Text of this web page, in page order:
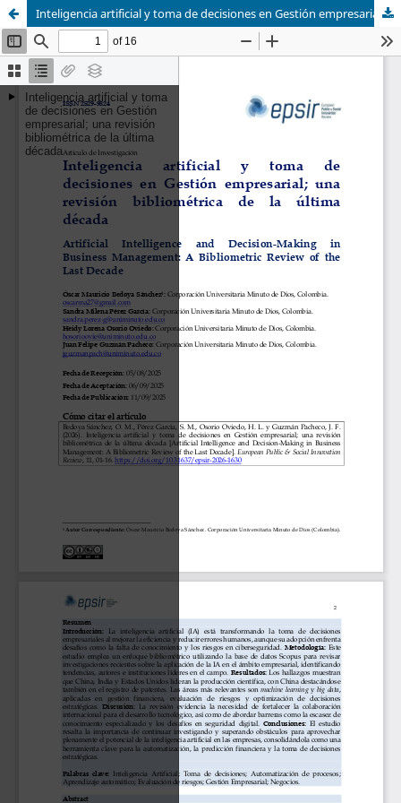
Inteligencia artificial y toma de decisiones en Gestión empresarial; una revisión bibliométrica de la última década